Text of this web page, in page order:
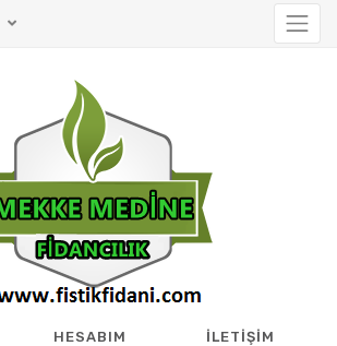
HESABIM İLETİŞİM